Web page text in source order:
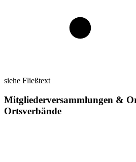
siehe Fließtext
Mitgliederversammlungen &
Ortsverbände